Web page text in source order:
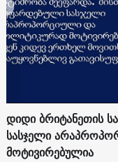
დიდი ბრიტანეთის
სასჯელი
მოტივირებულია